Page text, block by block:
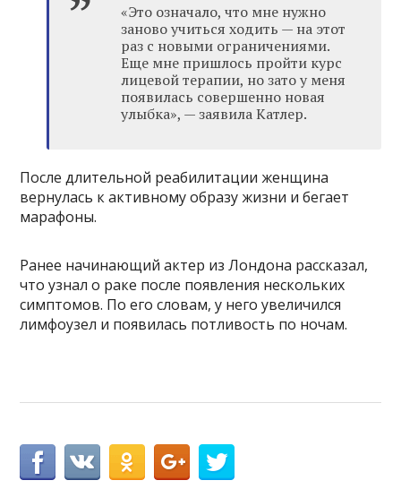
«Это означало, что мне нужно
заново учиться ходить — на этот
раз с новыми ограничениями.
Еще мне пришлось пройти курс
лицевой терапии, но зато у меня
появилась совершенно новая
улыбка», — заявила Катлер.
После длительной реабилитации женщина
вернулась к активному образу жизни и бегает
марафоны.
Ранее начинающий актер из Лондона рассказал,
что узнал о раке после появления нескольких
симптомов. По его словам, у него увеличился
лимфоузел и появилась потливость по ночам.